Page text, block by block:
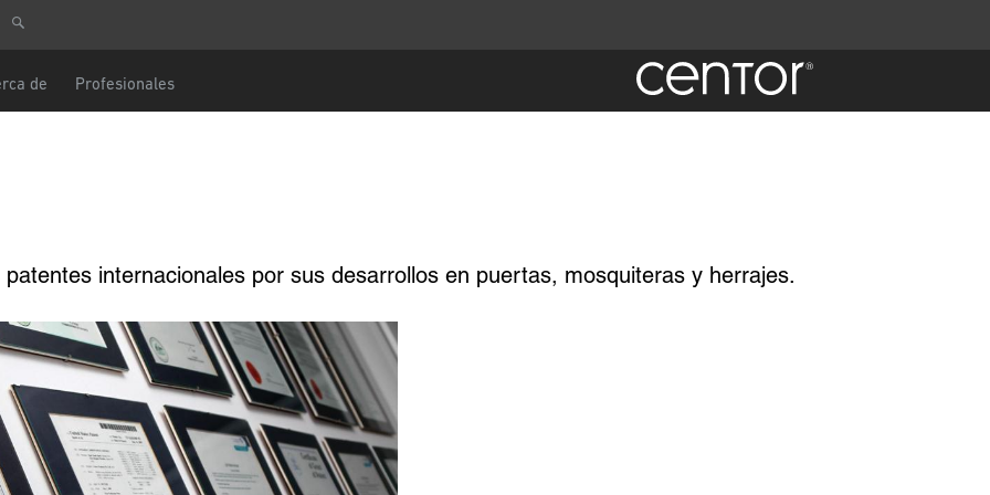
de Profesionales
internacionales por sus desarrollos en puertas, mosquiteras y herrajes.
Esta pregunta es para comprobar si usted es
un visitante humano y prevenir envíos de spam
automatizado.